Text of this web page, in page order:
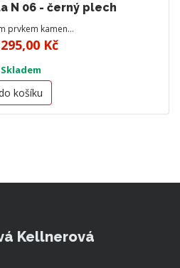
N 06 - černý plech
prvkem kamen…
Kč
Skladem
košíku
Kellnerová